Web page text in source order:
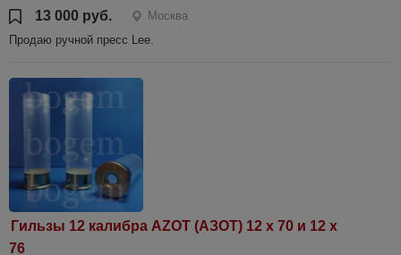
13 000 руб.
Москва
Продаю ручной пресс Lee.
Гильзы 12 калибра AZOT (АЗОТ) 12 х 70 и 12 х
76